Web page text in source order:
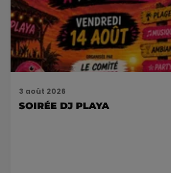
3 août 2026
SOIRÉE DJ PLAYA